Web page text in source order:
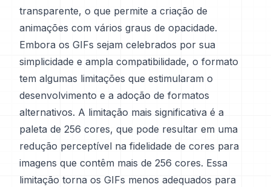
transparente, o que permite a criação de
animações com vários graus de opacidade.
Embora os GIFs sejam celebrados por sua
simplicidade e ampla compatibilidade, o formato
tem algumas limitações que estimularam o
desenvolvimento e a adoção de formatos
alternativos. A limitação mais significativa é a
paleta de 256 cores, que pode resultar em uma
redução perceptível na fidelidade de cores para
imagens que contêm mais de 256 cores. Essa
limitação torna os GIFs menos adequados para